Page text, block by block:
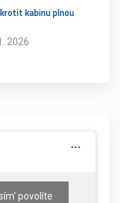
kabinu plnou
2026
povolíte